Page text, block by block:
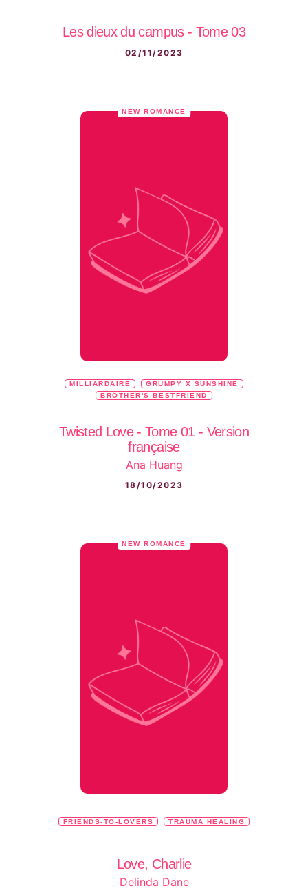
Les dieux du campus - Tome 03
02/11/2023
NEW ROMANCE
MILLIARDAIRE
GRUMPY X SUNSHINE
BROTHER'S BESTFRIEND
Twisted Love - Tome 01 - Version
française
Ana Huang
18/10/2023
NEW ROMANCE
FRIENDS-TO-LOVERS TRAUMA HEALING
Love, Charlie
Delinda Dane